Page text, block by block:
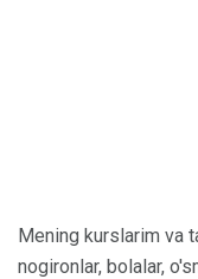
Mening kurslarim va
nogironlar, bolalar,